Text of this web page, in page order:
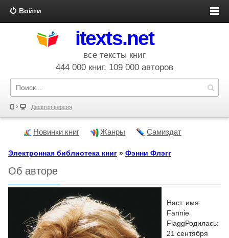
Войти
itexts.net
все тексты книг
444 000 книг, 109 000 авторов
Десктоп версия
Новинки книг Жанры Самиздат
Электронная библиотека книг » Фэнни Флэгг
Об авторе
Наст. имя:
Fannie
FlaggРодилась:
21 сентября